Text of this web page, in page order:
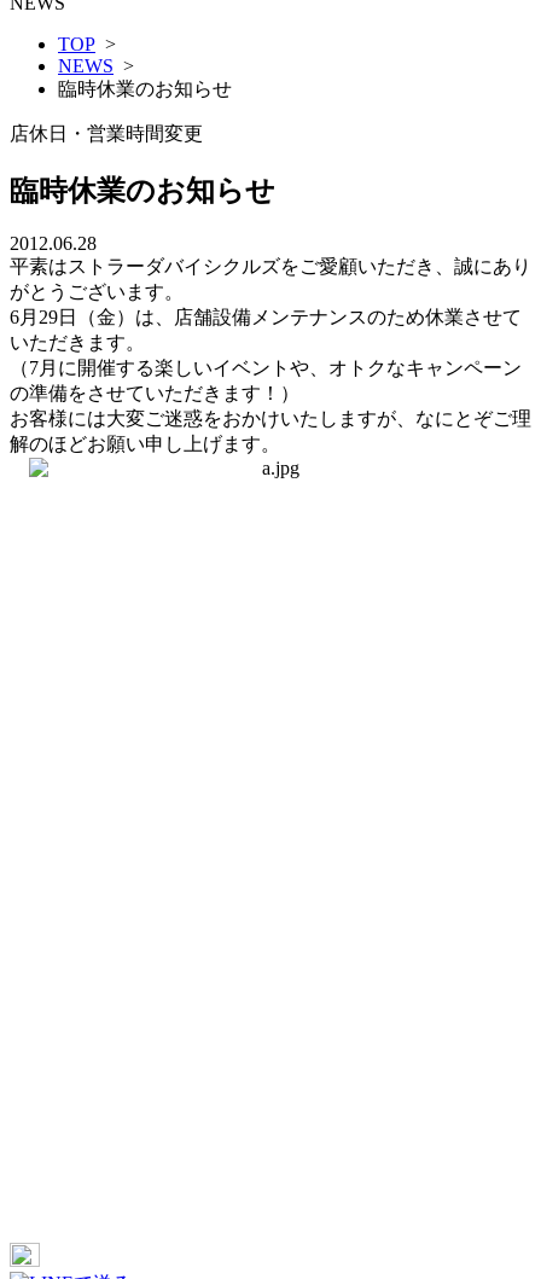
TOP >
NEWS >
臨時休業のお知らせ
店休日・営業時間変更
臨時休業のお知らせ
2012.06.28
平素はストラーダバイシクルズをご愛顧いただき、誠にあり
がとうございます。
6月29日（金）は、店舗設備メンテナンスのため休業させて
いただきます。
（7月に開催する楽しいイベントや、オトクなキャンペーン
の準備をさせていただきます！）
お客様には大変ご迷惑をおかけいたしますが、なにとぞご理
解のほどお願い申し上げます。